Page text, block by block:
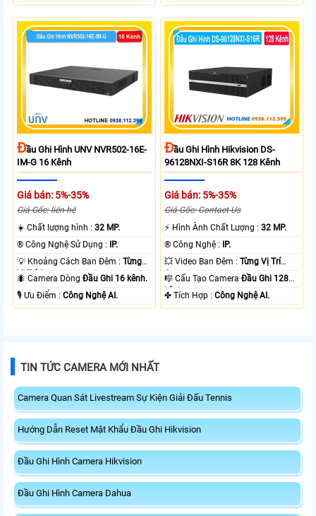
ĐẦu Ghi Hình UNV NVR502-16E-
IM-G 16 Kênh
Giá bán: 5%-35%
Giá Gốc: liên hệ
☀️ Chất lượng hình :32 MP.
®️ Công Nghệ Sử Dụng : IP.
💡 Khoảng Cách Ban Đêm :Từng
Vị Trí Camera .
🐜 Camera DòngĐầu Ghi 16 kênh.
️🎙 Ưu Điểm :Công Nghệ AI.
ĐẦu Ghi Hình Hikvision DS-
96128NXI-S16R 8K 128 Kênh
Giá bán: 5%-35%
Giá Gốc: Contact Us
️⚡ Hình Ành Chất Lượng :32 MP.
®️ Công Nghệ : IP.
💥 Video Ban Đêm :Từng Vị Trí
Camera .
🎼️ Cấu Tạo CameraĐầu Ghi 128
kênh.
️✤ Tích Hợp :Công Nghệ AI.
TIN TỨC CAMERA MỚI NHẤT
Camera Quan Sát Livestream Sự Kiện Giải Đấu Tennis
Hướng Dẫn Reset Mật Khẩu Đầu Ghi Hikvision
Đầu Ghi Hình Camera Hikvision
Đầu Ghi Hình Camera Dahua